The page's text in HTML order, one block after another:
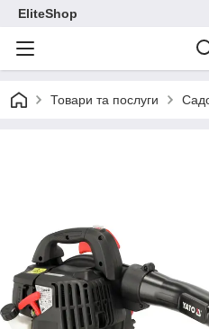
EliteShop
Товари та послуги